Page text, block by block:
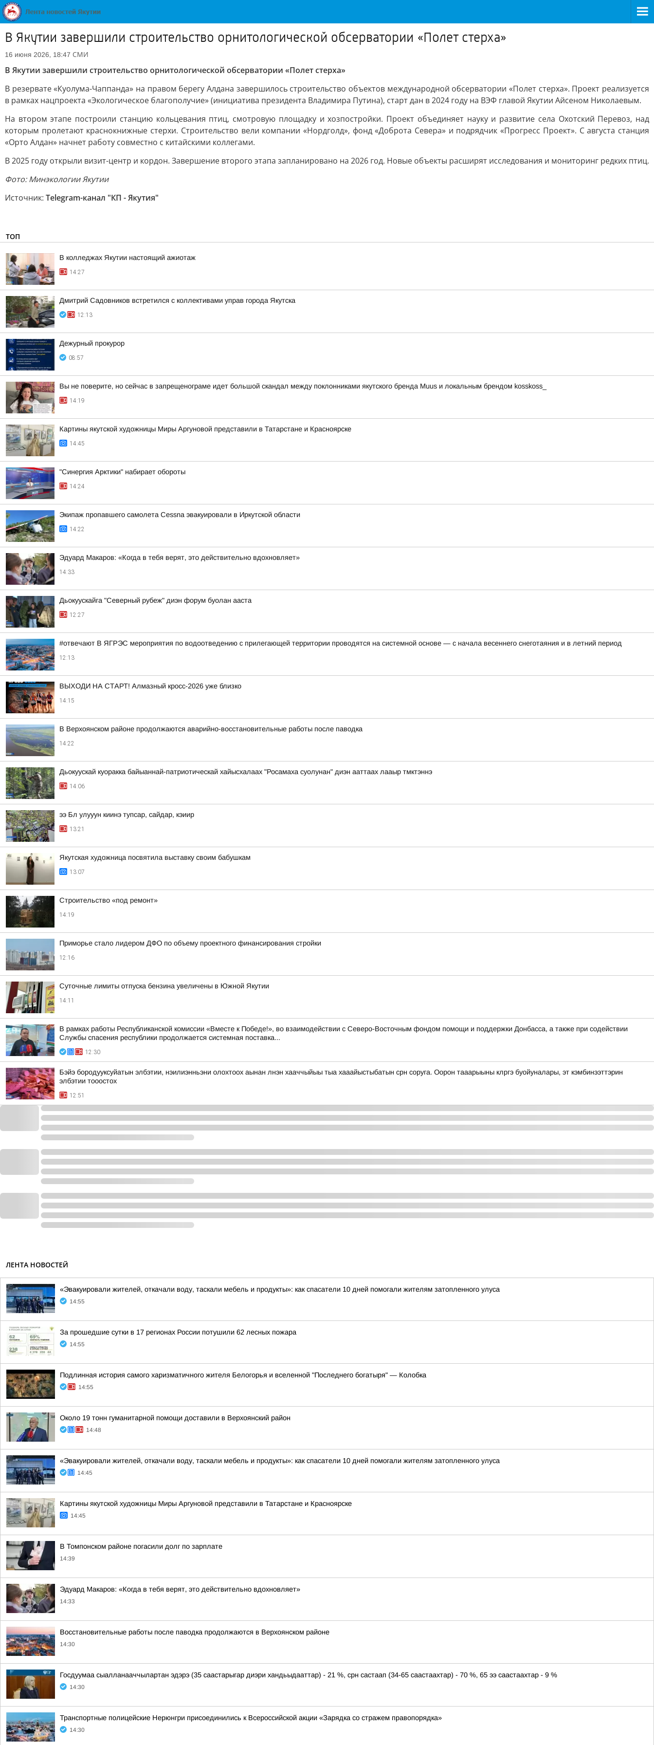
В Якутии завершили строительство орнитологической обсерватории «Полет стерха»
16 июня 2026, 18:47 СМИ
В Якутии завершили строительство орнитологической обсерватории «Полет стерха»
В резервате «Куолума-Чаппанда» на правом берегу Алдана завершилось строительство объектов международной обсерватории «Полет стерха». Проект реализуется
в рамках нацпроекта «Экологическое благополучие» (инициатива президента Владимира Путина), старт дан в 2024 году на ВЭФ главой Якутии Айсеном Николаевым.
На втором этапе построили станцию кольцевания птиц, смотровую площадку и хозпостройки. Проект объединяет науку и развитие села Охотский Перевоз, над
которым пролетают краснокнижные стерхи. Строительство вели компании «Нордголд», фонд «Доброта Севера» и подрядчик «Прогресс Проект». С августа станция
«Орто Алдан» начнет работу совместно с китайскими коллегами.
В 2025 году открыли визит-центр и кордон. Завершение второго этапа запланировано на 2026 год. Новые объекты расширят исследования и мониторинг редких птиц.
Фото: Минэкологии Якутии
Источник: Telegram-канал "КП - Якутия"
ТОП
В колледжах Якутии настоящий ажиотаж
14:27
Дмитрий Садовников встретился с коллективами управ города Якутска
12:13
Дежурный прокурор
08:57
Вы не поверите, но сейчас в запрещенограме идет большой скандал между поклонниками якутского бренда Muus и локальным брендом kosskoss_
14:19
Картины якутской художницы Миры Аргуновой представили в Татарстане и Красноярске
14:45
"Синергия Арктики" набирает обороты
14:24
Экипаж пропавшего самолета Cessna эвакуировали в Иркутской области
14:22
Эдуард Макаров: «Когда в тебя верят, это действительно вдохновляет»
14:33
Дьокуускайга "Северный рубеж" диэн форум буолан ааста
12:27
#отвечают В ЯГРЭС мероприятия по водоотведению с прилегающей территории проводятся на системной основе — с начала весеннего снеготаяния и в летний период
12:13
ВЫХОДИ НА СТАРТ! Алмазный кросс-2026 уже близко
14:15
В Верхоянском районе продолжаются аварийно-восстановительные работы после паводка
14:22
Дьокуускай куоракка байыаннай-патриотическай хайысхалаах "Росамаха суолунан" диэн ааттаах лааыр тмктэннэ
14:06
ээ Бл улууун киинэ тупсар, сайдар, кэиир
13:21
Якутская художница посвятила выставку своим бабушкам
13:07
Строительство «под ремонт»
14:19
Приморье стало лидером ДФО по объему проектного финансирования стройки
12:16
Суточные лимиты отпуска бензина увеличены в Южной Якутии
14:11
В рамках работы Республиканской комиссии «Вместе к Победе!», во взаимодействии с Северо-Восточным фондом помощи и поддержки Донбасса, а также при содействии
Службы спасения республики продолжается системная поставка...
12:30
Бэйэ бородууксуйатын элбэтии, нэилиэнньэни олохтоох аынан лнэн хааччыйыы тыа хааайыстыбатын срн соруга. Оорон тааарыыны клргэ буойуналары, эт кэмбинээттэрин
элбэтии тооостох
12:51
ЛЕНТА НОВОСТЕЙ
«Эвакуировали жителей, откачали воду, таскали мебель и продукты»: как спасатели 10 дней помогали жителям затопленного улуса
14:55
За прошедшие сутки в 17 регионах России потушили 62 лесных пожара
14:55
Подлинная история самого харизматичного жителя Белогорья и вселенной "Последнего богатыря" — Колобка
14:55
Около 19 тонн гуманитарной помощи доставили в Верхоянский район
14:48
«Эвакуировали жителей, откачали воду, таскали мебель и продукты»: как спасатели 10 дней помогали жителям затопленного улуса
14:45
Картины якутской художницы Миры Аргуновой представили в Татарстане и Красноярске
14:45
В Томпонском районе погасили долг по зарплате
14:39
Эдуард Макаров: «Когда в тебя верят, это действительно вдохновляет»
14:33
Восстановительные работы после паводка продолжаются в Верхоянском районе
14:30
Госдуумаа сыалланааччылартан эдэрэ (35 саастарыгар диэри хандьыдааттар) - 21 %, срн састаап (34-65 саастаахтар) - 70 %, 65 ээ саастаахтар - 9 %
14:30
Транспортные полицейские Нерюнгри присоединились к Всероссийской акции «Зарядка со стражем правопорядка»
14:30